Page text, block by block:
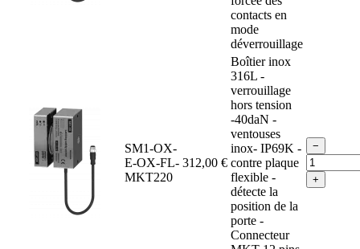
contacts en
mode
déverrouillage
SM1-OX-
E-OX-FL-
MKT220
312,00 €
Boîtier inox
316L -
verrouillage
hors tension
-40daN -
ventouses
inox- IP69K -
contre plaque
flexible -
détecte la
position de la
porte -
Connecteur
−
+